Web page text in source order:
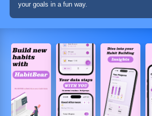
your goals in a fun way.